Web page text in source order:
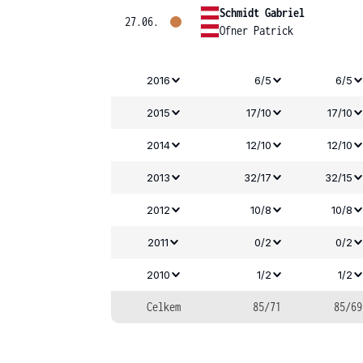
27.06.
Schmidt Gabriel
Ofner Patrick
2016 6/5 6/5
2015 17/10 17/10
2014 12/10 12/10
2013 32/17 32/15
2012 10/8 10/8
2011 0/2 0/2
2010 1/2 1/2
Celkem 85/71 85/69